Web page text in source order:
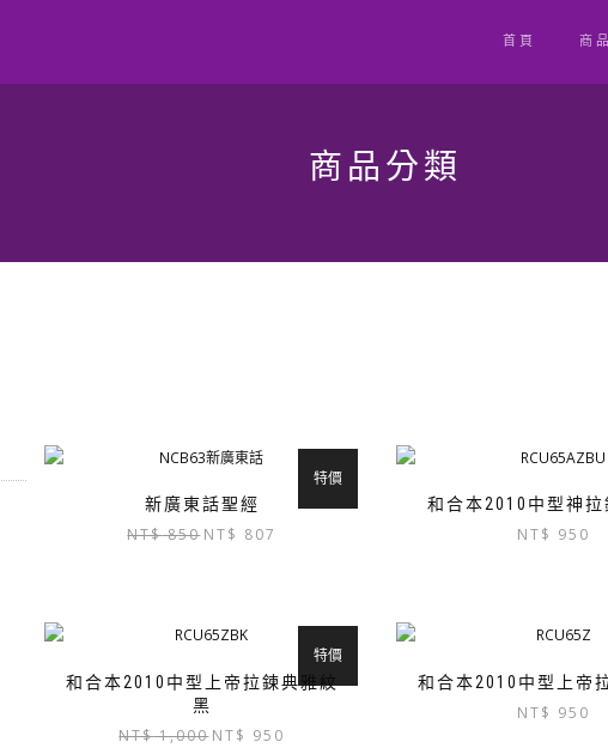
首頁 商
商品分類
新廣東話聖經
特價
NT$850 原
NT$ 850。
NT$ 807
和合本2010中型神拉
NT$ 950
和合本2010中型上帝拉鍊典雅紋
黑
特價
NT$1,000 原
NT$ 950
和合本2010中型上帝
NT$ 950